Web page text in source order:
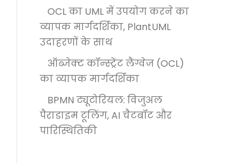
OCL का UML में उपयोग करने का
व्यापक मार्गदर्शिका, PlantUML
उदाहरणों के साथ
ऑब्जेक्ट कॉन्स्ट्रेंट लैंग्वेज (OCL)
का व्यापक मार्गदर्शिका
BPMN ट्यूटोरियल: विजुअल
पैराडाइम टूलिंग, AI चैटबॉट और
पारिस्थितिकी